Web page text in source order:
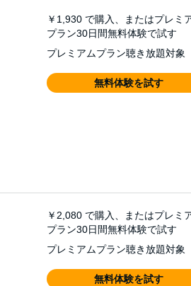
￥1,930 で購入、またはプレミ
プラン30日間無料体験で試す
プレミアムプラン聴き放題対象
無料体験を試す
￥2,080 で購入、またはプレミ
プラン30日間無料体験で試す
プレミアムプラン聴き放題対象
無料体験を試す